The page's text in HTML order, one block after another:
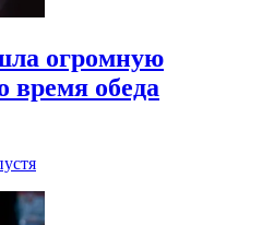
огромную
время обеда